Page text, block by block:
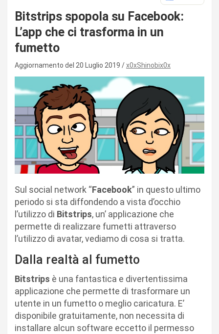
Bitstrips spopola su Facebook:
L’app che ci trasforma in un
fumetto
Aggiornamento del 20 Luglio 2019 x0xShinobix0x
Sul social network “Facebook” in questo ultimo
periodo si sta diffondendo a vista d’occhio
l’utilizzo di Bitstrips, un’ applicazione che
permette di realizzare fumetti attraverso
l’utilizzo di avatar, vediamo di cosa si tratta.
Dalla realtà al fumetto
Bitstrips è una fantastica e divertentissima
applicazione che permette di trasformare un
utente in un fumetto o meglio caricatura. E’
disponibile gratuitamente, non necessita di
installare alcun software eccetto il permesso